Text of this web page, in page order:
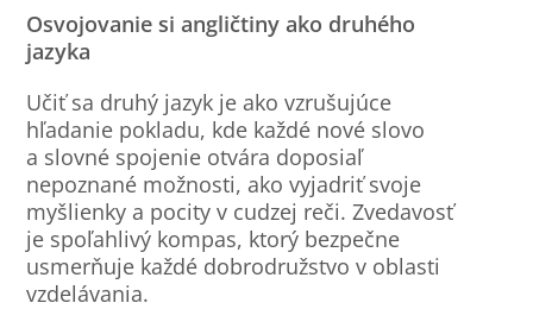
Osvojovanie si angličtiny ako druhého
jazyka
Učiť sa druhý jazyk je ako vzrušujúce
hľadanie pokladu, kde každé nové slovo
a slovné spojenie otvára doposiaľ
nepoznané možnosti, ako vyjadriť svoje
myšlienky a pocity v cudzej reči. Zvedavosť
je spoľahlivý kompas, ktorý bezpečne
usmerňuje každé dobrodružstvo v oblasti
vzdelávania.